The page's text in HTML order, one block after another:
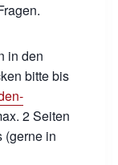
in den
bitte bis
2 Seiten
(gerne in